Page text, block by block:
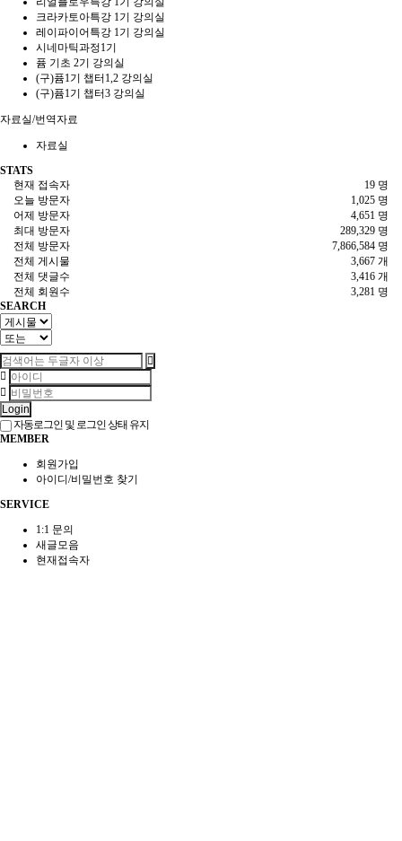
크라카토아특강 1기 강의실
레이파이어특강 1기 강의실
시네마틱과정1기
퓸 기초 2기 강의실
(구)퓸1기 챕터1,2 강의실
(구)퓸1기 챕터3 강의실
자료실/번역자료
자료실
STATS
19 명
현재 접속자
1,025 명
오늘 방문자
4,651 명
어제 방문자
289,329 명
최대 방문자
7,866,584 명
전체 방문자
3,667 개
전체 게시물
3,416 개
전체 댓글수
3,281 명
전체 회원수
SEARCH
Login
자동로그인 및 로그인 상태 유지
MEMBER
회원가입
아이디/비밀번호 찾기
SERVICE
1:1 문의
새글모음
현재접속자